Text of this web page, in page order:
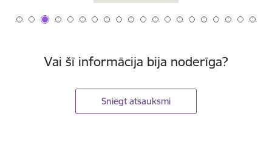
Vai šī informācija bija noderīga?
Sniegt atsauksmi